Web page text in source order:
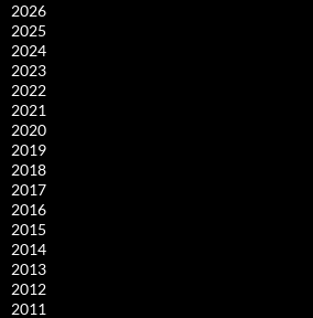
2026
2025
2024
2023
2022
2021
2020
2019
2018
2017
2016
2015
2014
2013
2012
2011